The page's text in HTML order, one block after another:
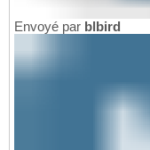
Envoyé par blbird